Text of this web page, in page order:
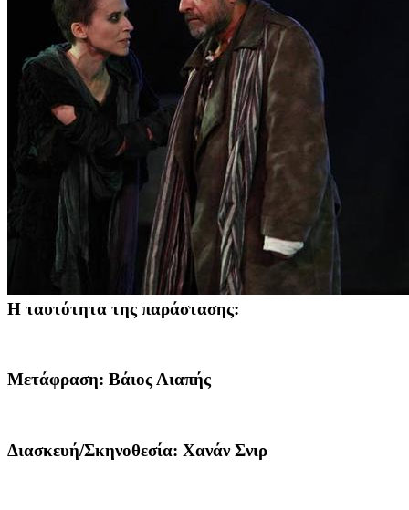
Η ταυτότητα της παράστασης:
Μετάφραση: Βάιος Λιαπής
Διασκευή/Σκηνοθεσία: Χανάν Σνιρ